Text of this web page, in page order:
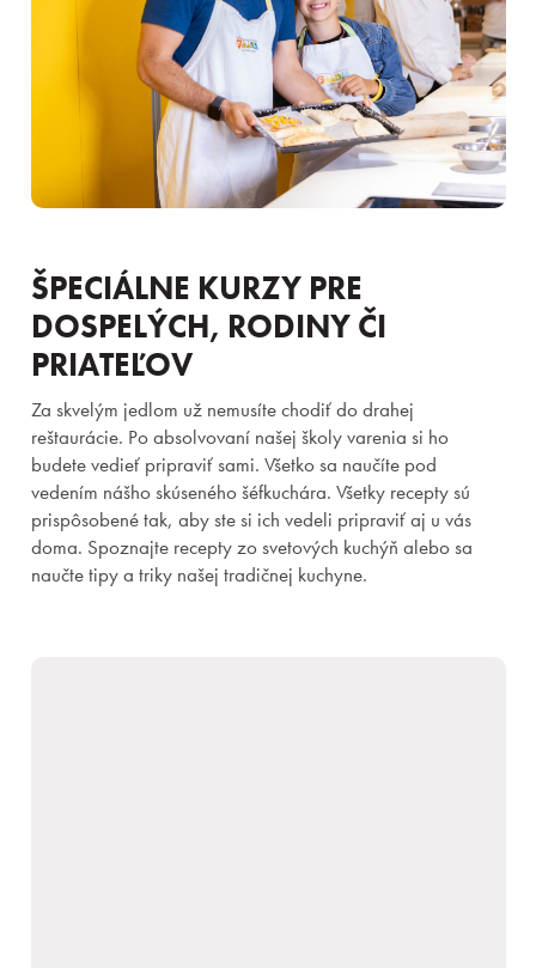
ŠPECIÁLNE KURZY PRE
DOSPELÝCH, RODINY ČI
PRIATEĽOV
Za skvelým jedlom už nemusíte chodiť do drahej
reštaurácie. Po absolvovaní našej školy varenia si ho
budete vedieť pripraviť sami. Všetko sa naučíte pod
vedením nášho skúseného šéfkuchára. Všetky recepty sú
prispôsobené tak, aby ste si ich vedeli pripraviť aj u vás
doma. Spoznajte recepty zo svetových kuchýň alebo sa
naučte tipy a triky našej tradičnej kuchyne.